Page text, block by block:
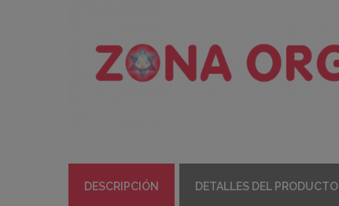
DESCRIPCIÓN DETALLES DEL PRODUCTO